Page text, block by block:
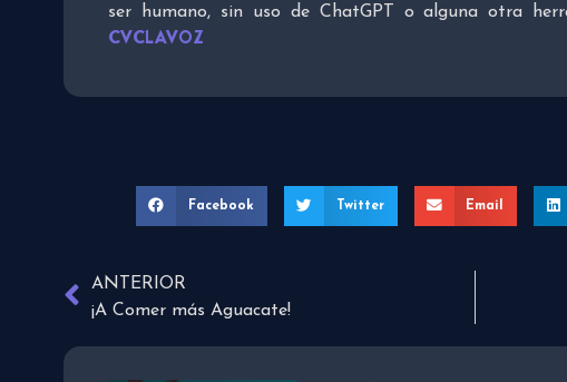
ser humano, sin uso de ChatGPT o alguna otra
CVCLAVOZ
Facebook Twitter Email
ANTERIOR
¡A Comer más Aguacate!